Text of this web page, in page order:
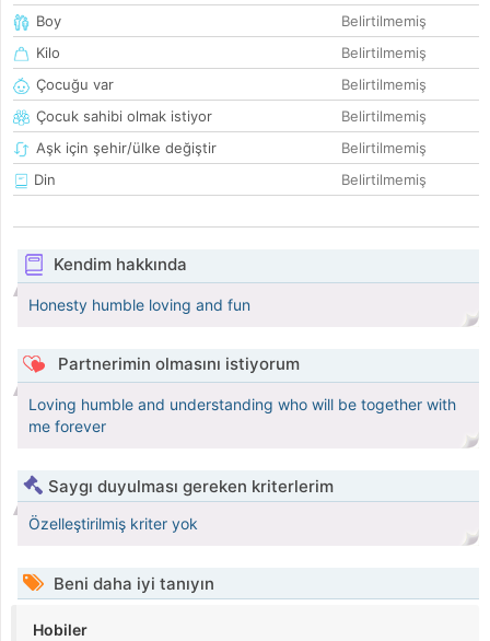
Boy
Belirtilmemiş
Kilo
Belirtilmemiş
Çocuğu var
Belirtilmemiş
Çocuk sahibi olmak istiyor
Belirtilmemiş
Aşk için şehir/ülke değiştir
Belirtilmemiş
Din
Belirtilmemiş
Kendim hakkında
Honesty humble loving and fun
Partnerimin olmasını istiyorum
Loving humble and understanding who will be together with
me forever
Saygı duyulması gereken kriterlerim
Özelleştirilmiş kriter yok
Beni daha iyi tanıyın
Hobiler